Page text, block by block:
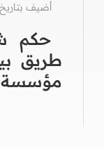
أضيف بتاريخ: 22-09-
حكم
طريق
مؤسسة